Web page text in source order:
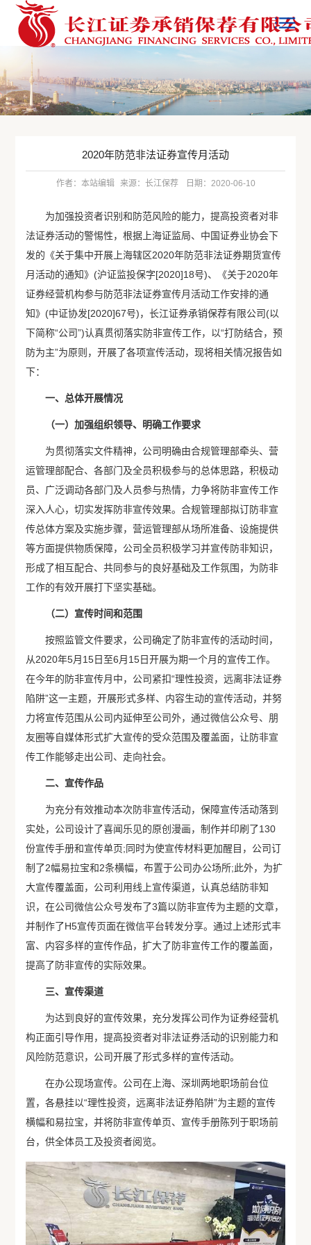
2020年防范非法证券宣传月活动
作者：本站编辑 来源：长江保荐 日期：2020-06-10
为加强投资者识别和防范风险的能力，提高投资者对非
法证券活动的警惕性，根据上海证监局、中国证券业协会下
发的《关于集中开展上海辖区2020年防范非法证券期货宣传
月活动的通知》(沪证监投保字[2020]18号)、《关于2020年
证券经营机构参与防范非法证券宣传月活动工作安排的通
知》(中证协发[2020]67号)，长江证券承销保荐有限公司(以
下简称“公司”)认真贯彻落实防非宣传工作，以“打防结合，预
防为主”为原则，开展了各项宣传活动，现将相关情况报告如
下：
一、总体开展情况
（一）加强组织领导、明确工作要求
为贯彻落实文件精神，公司明确由合规管理部牵头、营
运管理部配合、各部门及全员积极参与的总体思路，积极动
员、广泛调动各部门及人员参与热情，力争将防非宣传工作
深入人心，切实发挥防非宣传效果。合规管理部拟订防非宣
传总体方案及实施步骤，营运管理部从场所准备、设施提供
等方面提供物质保障，公司全员积极学习并宣传防非知识，
形成了相互配合、共同参与的良好基础及工作氛围，为防非
工作的有效开展打下坚实基础。
（二）宣传时间和范围
按照监管文件要求，公司确定了防非宣传的活动时间，
从2020年5月15日至6月15日开展为期一个月的宣传工作。
在今年的防非宣传月中，公司紧扣“理性投资，远离非法证券
陷阱”这一主题，开展形式多样、内容生动的宣传活动，并努
力将宣传范围从公司内延伸至公司外，通过微信公众号、朋
友圈等自媒体形式扩大宣传的受众范围及覆盖面，让防非宣
传工作能够走出公司、走向社会。
二、宣传作品
为充分有效推动本次防非宣传活动，保障宣传活动落到
实处，公司设计了喜闻乐见的原创漫画，制作并印刷了130
份宣传手册和宣传单页;同时为使宣传材料更加醒目，公司订
制了2幅易拉宝和2条横幅，布置于公司办公场所;此外，为扩
大宣传覆盖面，公司利用线上宣传渠道，认真总结防非知
识，在公司微信公众号发布了3篇以防非宣传为主题的文章，
并制作了H5宣传页面在微信平台转发分享。通过上述形式丰
富、内容多样的宣传作品，扩大了防非宣传工作的覆盖面，
提高了防非宣传的实际效果。
三、宣传渠道
为达到良好的宣传效果，充分发挥公司作为证券经营机
构正面引导作用，提高投资者对非法证券活动的识别能力和
风险防范意识，公司开展了形式多样的宣传活动。
在办公现场宣传。公司在上海、深圳两地职场前台位
置，各悬挂以“理性投资，远离非法证券陷阱”为主题的宣传
横幅和易拉宝，并将防非宣传单页、宣传手册陈列于职场前
台，供全体员工及投资者阅览。